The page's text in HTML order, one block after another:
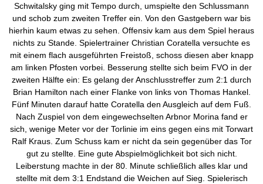
Schwitalsky ging mit Tempo durch, umspielte den Schlussmann
und schob zum zweiten Treffer ein. Von den Gastgebern war bis
hierhin kaum etwas zu sehen. Offensiv kam aus dem Spiel heraus
nichts zu Stande. Spielertrainer Christian Coratella versuchte es
mit einem flach ausgeführten Freistoß, schoss diesen aber knapp
am linken Pfosten vorbei. Besserung stellte sich beim FVO in der
zweiten Hälfte ein: Es gelang der Anschlusstreffer zum 2:1 durch
Brian Hamilton nach einer Flanke von links von Thomas Hankel.
Fünf Minuten darauf hatte Coratella den Ausgleich auf dem Fuß.
Nach Zuspiel von dem eingewechselten Arbnor Morina fand er
sich, wenige Meter vor der Torlinie im eins gegen eins mit Torwart
Ralf Kraus. Zum Schuss kam er nicht da sein gegenüber das Tor
gut zu stellte. Eine gute Abspielmöglichkeit bot sich nicht.
Leiberstung machte in der 80. Minute schließlich alles klar und
stellte mit dem 3:1 Endstand die Weichen auf Sieg. Spielerisch